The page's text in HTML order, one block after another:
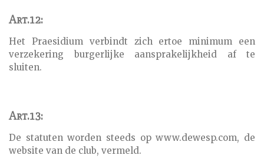
Art.12:
Het Praesidium verbindt zich ertoe minimum een
verzekering burgerlijke aansprakelijkheid af te
sluiten.
Art.13:
De statuten worden steeds op www.dewesp.com, de
website van de club, vermeld.